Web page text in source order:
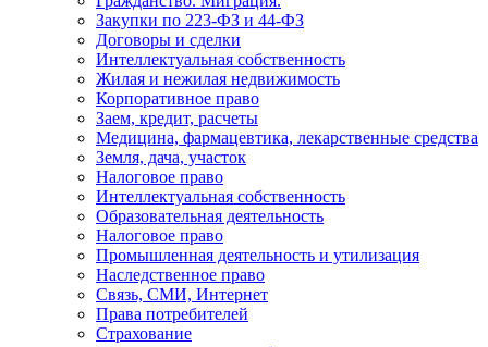
Закупки по 223-ФЗ и 44-ФЗ
Договоры и сделки
Интеллектуальная собственность
Жилая и нежилая недвижимость
Корпоративное право
Заем, кредит, расчеты
Медицина, фармацевтика, лекарственные средства
Земля, дача, участок
Налоговое право
Интеллектуальная собственность
Образовательная деятельность
Налоговое право
Промышленная деятельность и утилизация
Наследственное право
Связь, СМИ, Интернет
Права потребителей
Страхование